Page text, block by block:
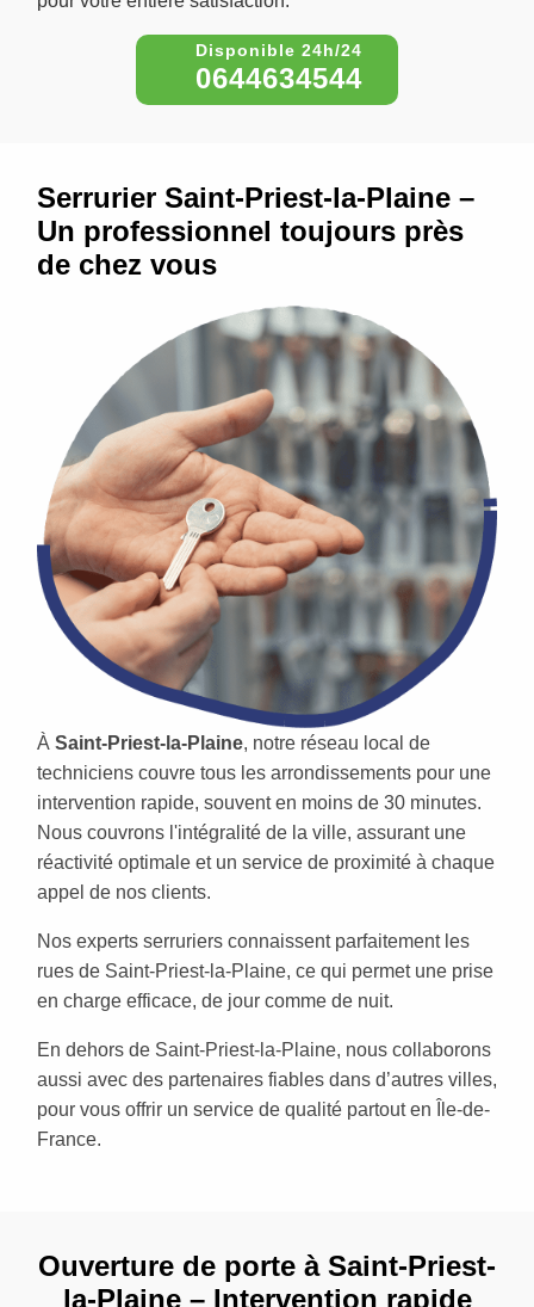
0644634544
Serrurier Saint-Priest-la-Plaine –
Un professionnel toujours près
de chez vous
À Saint-Priest-la-Plaine, notre réseau local de
techniciens couvre tous les arrondissements pour une
intervention rapide, souvent en moins de 30 minutes.
Nous couvrons l'intégralité de la ville, assurant une
réactivité optimale et un service de proximité à chaque
appel de nos clients.
Nos experts serruriers connaissent parfaitement les
rues de Saint-Priest-la-Plaine, ce qui permet une prise
en charge efficace, de jour comme de nuit.
En dehors de Saint-Priest-la-Plaine, nous collaborons
aussi avec des partenaires fiables dans d’autres villes,
pour vous offrir un service de qualité partout en Île-de-
France.
Ouverture de porte à Saint-Priest-
la-Plaine – Intervention rapide